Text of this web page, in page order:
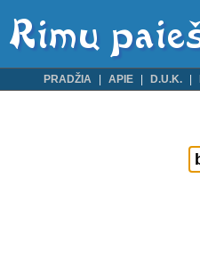
PRADŽIA APIE D.U.K.